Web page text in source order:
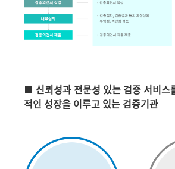
신뢰성과 전문성 있는 검증 서비스
적인 성장을 이루고 있는 검증기관